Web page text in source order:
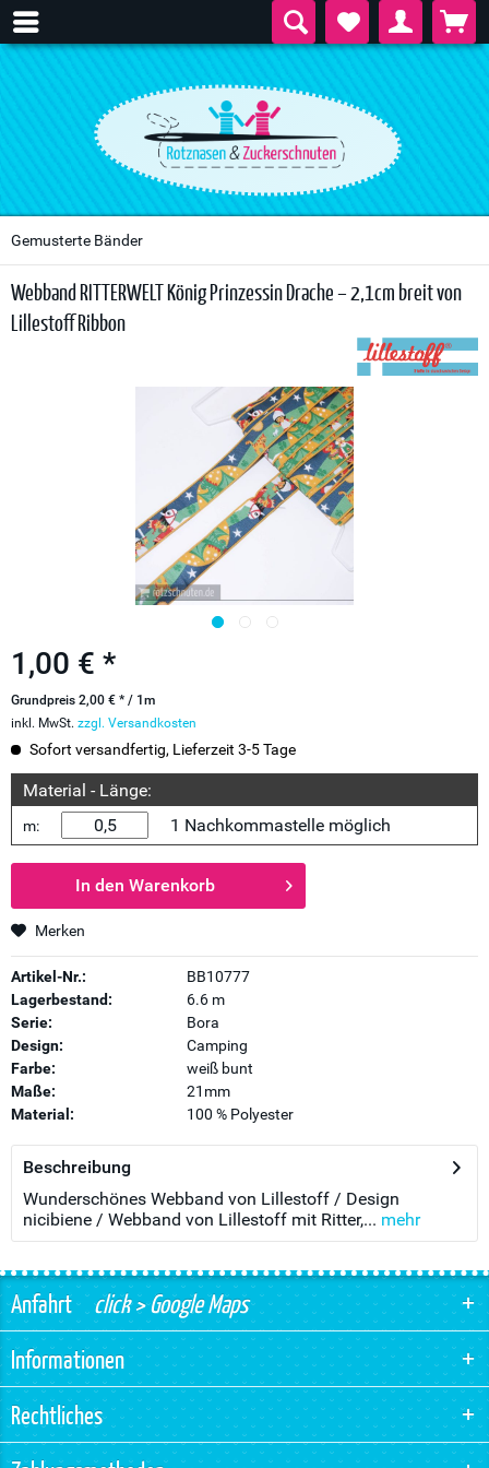
Gemusterte Bänder
Webband RITTERWELT König Prinzessin Drache – 2,1cm breit von
Lillestoff Ribbon
1,00 € *
Grundpreis 2,00 € * / 1m
inkl. MwSt. zzgl. Versandkosten
Sofort versandfertig, Lieferzeit 3-5 Tage
Material - Länge:
m: 1 Nachkommastelle möglich
In den Warenkorb
Merken
Artikel-Nr.:
BB10777
Lagerbestand:
6.6 m
Serie:
Bora
Design:
Camping
Farbe:
weiß bunt
Maße:
21mm
Material:
100 % Polyester
Beschreibung
Wunderschönes Webband von Lillestoff / Design
nicibiene / Webband von Lillestoff mit Ritter,... mehr
Anfahrtclick > Google Maps
Informationen
Rechtliches